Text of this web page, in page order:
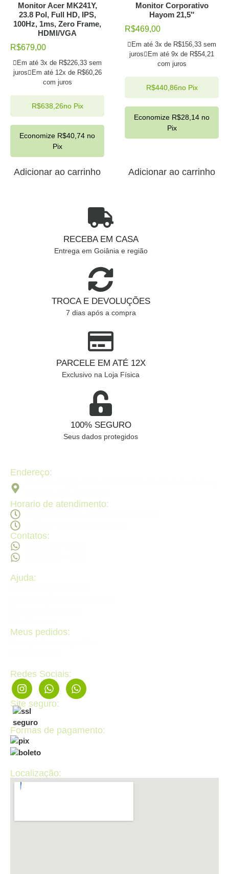
Monitor Acer MK241Y,
23.8 Pol, Full HD, IPS,
100Hz, 1ms, Zero Frame,
HDMI/VGA
R$679,00
Em até 3x de R$226,33 sem
juros
Em até 12x de R$60,26
com juros
R$638,26no Pix
Economize R$40,74 no
Pix
Adicionar ao carrinho
Monitor Corporativo
Hayom 21,5″
R$469,00
Em até 3x de R$156,33 sem
juros
Em até 9x de R$54,21
com juros
R$440,86no Pix
Economize R$28,14 no
Pix
Adicionar ao carrinho
RECEBA EM CASA
Entrega em Goiânia e região
TROCA E DEVOLUÇÕES
7 dias após a compra
PARCELE EM ATÉ 12X
Exclusivo na Loja Física
100% SEGURO
Seus dados protegidos
Endereço:
Horario de atendimento:
Contatos:
Ajuda:
Meus pedidos:
Redes Sociais:
Site seguro:
Formas de pagamento:
Localização: